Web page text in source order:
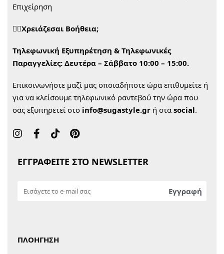
Επιχείρηση
🙋‍♀️Χρειάζεσαι Βοήθεια;
Τηλεφωνική Εξυπηρέτηση & Τηλεφωνικές
Παραγγελίες: Δευτέρα – Σάββατο 10:00 – 15:00.
Επικοινωνήστε μαζί μας οποιαδήποτε ώρα επιθυμείτε ή
για να κλείσουμε τηλεφωνικό ραντεβού την ώρα που
σας εξυπηρετεί στο info@sugastyle.gr ή στα social.
ΕΓΓΡΑΦΕΙΤΕ ΣΤΟ NEWSLETTER
ΠΛΟΗΓΗΣΗ